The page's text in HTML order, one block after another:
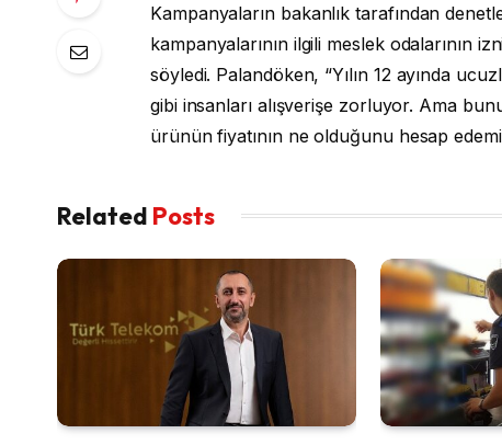
Kampanyaların bakanlık tarafından
kampanyalarının ilgili meslek odalarının
söyledi. Palandöken, “Yılın 12 ayında
gibi insanları alışverişe zorluyor. Ama
ürünün fiyatının ne olduğunu hesap
Related Posts